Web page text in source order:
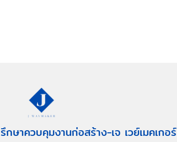
ษาควบคุมงานก่อสร้าง-เจ เวย์เมคเกอร์